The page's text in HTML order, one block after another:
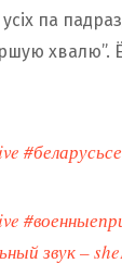
усіх па
хвалю”.
звук –